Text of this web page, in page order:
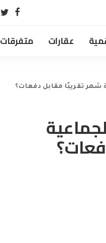
عقارات متفرقات
شهر تقريبًا مقابل دفعات؟